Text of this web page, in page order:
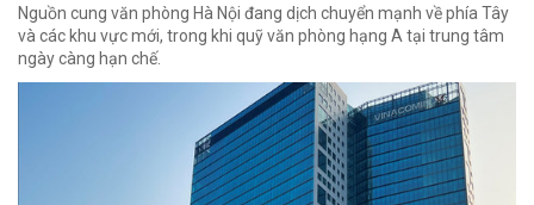
Nguồn cung văn phòng Hà Nội đang dịch chuyển mạnh về phía Tây
và các khu vực mới, trong khi quỹ văn phòng hạng A tại trung tâm
ngày càng hạn chế.